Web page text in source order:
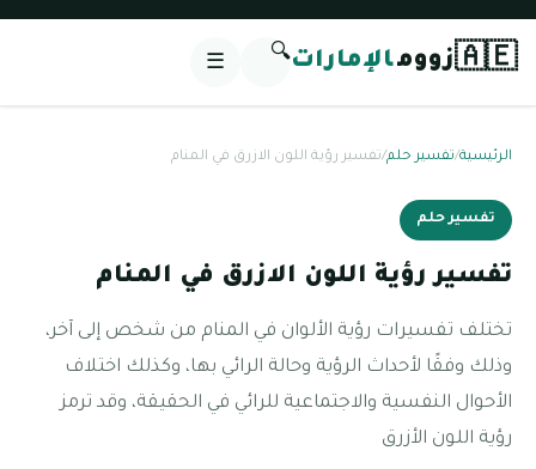
🇦🇪زوومالإمارات🔍
☰
الرئيسية/تفسير حلم/تفسير رؤية اللون الازرق في المنام
تفسير حلم
تفسير رؤية اللون الازرق في المنام
تختلف تفسيرات رؤية الألوان في المنام من شخص إلى آخر،
وذلك وفقًا لأحداث الرؤية وحالة الرائي بها، وكذلك اختلاف
الأحوال النفسية والاجتماعية للرائي في الحقيقة، وقد ترمز
رؤية اللون الأزرق